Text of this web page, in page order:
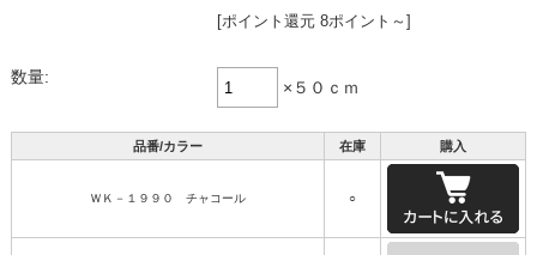
[ポイント還元 8ポイント～]
数量:
×５０ｃｍ
品番/カラー 在庫 購入
ＷＫ－１９９０ チャコール ○